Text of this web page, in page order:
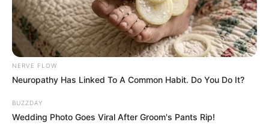
NERVE FLOW
Neuropathy Has Linked To A Common Habit. Do You Do It?
BUZZDAY
Wedding Photo Goes Viral After Groom's Pants Rip!